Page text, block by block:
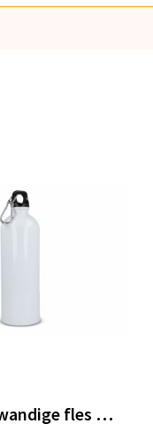
R-SS enkelwandige fles met karabijnhaak 750ml